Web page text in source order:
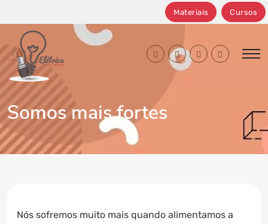
facebook Elétrica do Batom
instagram Elétrica do
youtube Elétrica
whatsapp
Materiais Cursos
Somos mais fortes
Nós sofremos muito mais quando alimentamos a